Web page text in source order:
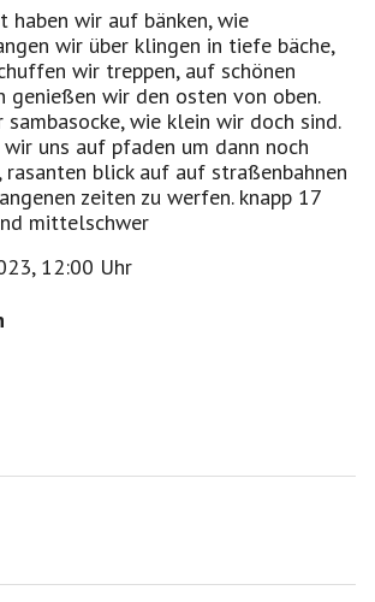
haben wir auf bänken, wie
wir über klingen in tiefe bäche,
wir treppen, auf schönen
genießen wir den osten von oben.
wie klein wir doch sind.
uns auf pfaden um dann noch
rasanten blick auf auf straßenbahnen
zeiten zu werfen. knapp 17
mittelschwer
12:00 Uhr